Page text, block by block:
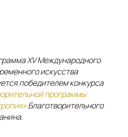
XVМеждународного
искусства
победителем конкурса
программы
Благотворительного
.